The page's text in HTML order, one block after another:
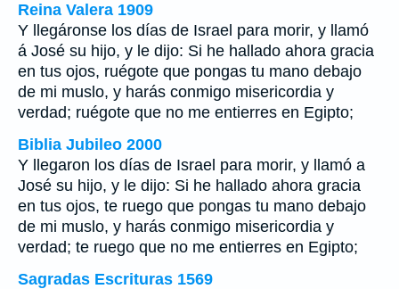
Reina Valera 1909
Y llegáronse los días de Israel para morir, y llamó
á José su hijo, y le dijo: Si he hallado ahora gracia
en tus ojos, ruégote que pongas tu mano debajo
de mi muslo, y harás conmigo misericordia y
verdad; ruégote que no me entierres en Egipto;
Biblia Jubileo 2000
Y llegaron los días de Israel para morir, y llamó a
José su hijo, y le dijo: Si he hallado ahora gracia
en tus ojos, te ruego que pongas tu mano debajo
de mi muslo, y harás conmigo misericordia y
verdad; te ruego que no me entierres en Egipto;
Sagradas Escrituras 1569